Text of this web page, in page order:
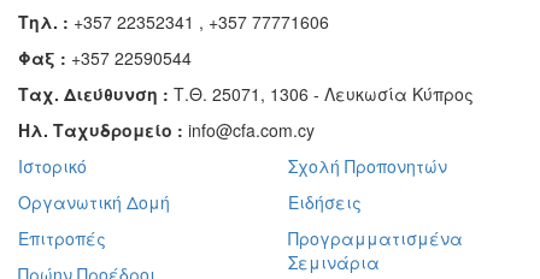
Τηλ. : +357 22352341 , +357 77771606
Φαξ : +357 22590544
Ταχ. Διεύθυνση : Τ.Θ. 25071, 1306 - Λευκωσία Κύπρος
Ηλ. Ταχυδρομείο : info@cfa.com.cy
Ιστορικό
Οργανωτική Δομή
Επιτροπές
Σχολή Προπονητών
Ειδήσεις
Προγραμματισμένα
Σεμινάρια